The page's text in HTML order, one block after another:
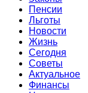
Пенсии
Льготы
Новости
Жизнь
Сегодня
Советы
Актуальное
Финансы